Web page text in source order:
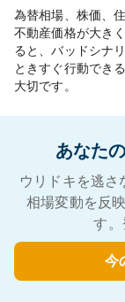
為替相場、株価、
不動産価格が大き
ると、バッドシナ
ときすぐ行動でき
大切です。
あなた
ウリドキを逃さ
相場変動を反
す。
今